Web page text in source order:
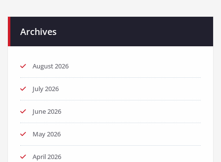
Archives
August 2026
July 2026
June 2026
May 2026
April 2026